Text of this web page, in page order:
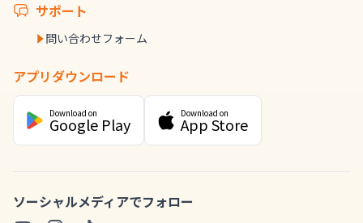
サポート
問い合わせフォーム
アプリダウンロード
Download on
Google Play
Download on
App Store
ソーシャルメディアでフォロー